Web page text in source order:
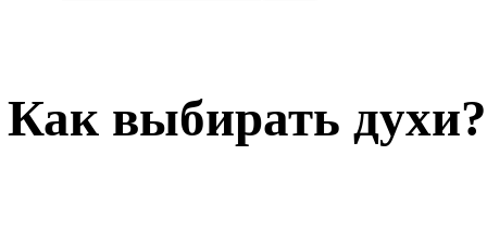
Как выбирать духи?